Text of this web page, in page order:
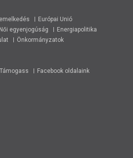
Európai Unió
Női egyenjogúság
Energiapolitika
Önkormányzatok
Támogass
Facebook oldalaink